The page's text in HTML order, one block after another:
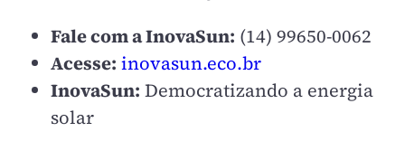
Fale com a InovaSun: (14) 99650-0062
Acesse: inovasun.eco.br
InovaSun: Democratizando a energia
solar